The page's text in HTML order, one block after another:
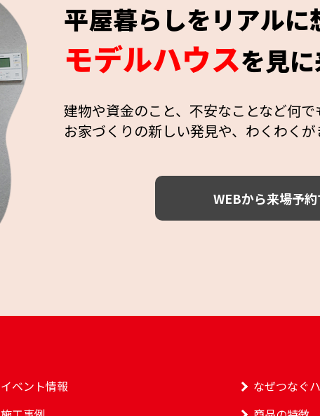
平屋暮らしをリアルに
モデルハウスを見
建物や資金のこと、不安なことなど何で
お家づくりの新しい発見や、わくわくが
WEBから来場予約
イベント情報
なぜつなぐ